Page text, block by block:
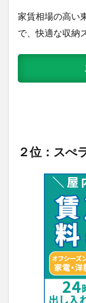
家賃相場の高い
で、快適な収納
２位：スぺ